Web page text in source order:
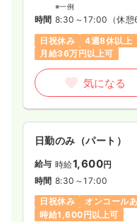
4週8休以上
気になる
2交代（常勤）
給与 30.1〜34.3
時間 9:00～17:15（休憩
4週8休以上
月給34万
※一例
時間 8:30～17:00 （休
日祝休み
4週8休以上
月給36万円以上可
気になる
日勤のみ（パート）
給与 時給1,600円
時間 8:30～17:00
日祝休み
オンコール
時給1,600円以上可